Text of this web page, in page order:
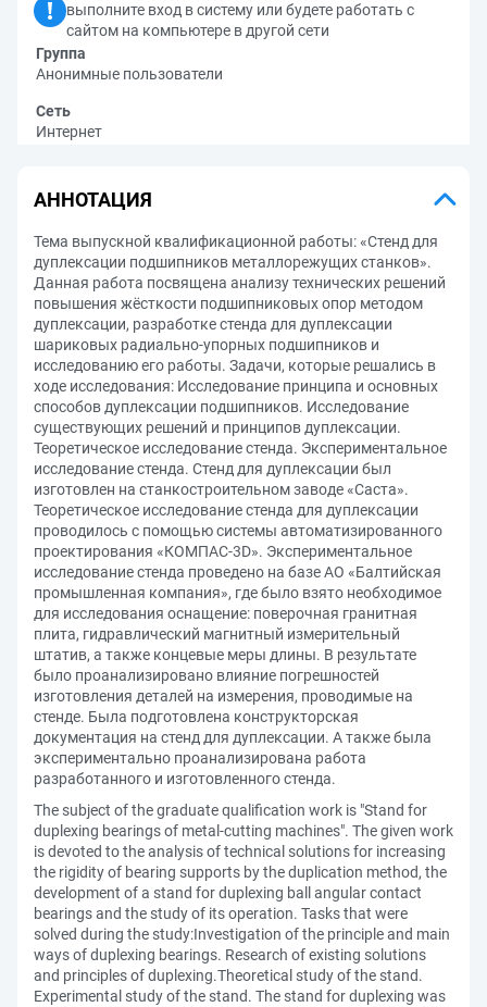
выполните вход в систему или будете работать с
сайтом на компьютере в другой сети
Группа
Анонимные пользователи
Сеть
Интернет
АННОТАЦИЯ
Тема выпускной квалификационной работы: «Стенд для
дуплексации подшипников металлорежущих станков».
Данная работа посвящена анализу технических решений
повышения жёсткости подшипниковых опор методом
дуплексации, разработке стенда для дуплексации
шариковых радиально-упорных подшипников и
исследованию его работы. Задачи, которые решались в
ходе исследования: Исследование принципа и основных
способов дуплексации подшипников. Исследование
существующих решений и принципов дуплексации.
Теоретическое исследование стенда. Экспериментальное
исследование стенда. Стенд для дуплексации был
изготовлен на станкостроительном заводе «Саста».
Теоретическое исследование стенда для дуплексации
проводилось с помощью системы автоматизированного
проектирования «КОМПАС-3D». Экспериментальное
исследование стенда проведено на базе АО «Балтийская
промышленная компания», где было взято необходимое
для исследования оснащение: поверочная гранитная
плита, гидравлический магнитный измерительный
штатив, а также концевые меры длины. В результате
было проанализировано влияние погрешностей
изготовления деталей на измерения, проводимые на
стенде. Была подготовлена конструкторская
документация на стенд для дуплексации. А также была
экспериментально проанализирована работа
разработанного и изготовленного стенда.
The subject of the graduate qualification work is "Stand for
duplexing bearings of metal-cutting machines". The given work
is devoted to the analysis of technical solutions for increasing
the rigidity of bearing supports by the duplication method, the
development of a stand for duplexing ball angular contact
bearings and the study of its operation. Tasks that were
solved during the study:Investigation of the principle and main
ways of duplexing bearings. Research of existing solutions
and principles of duplexing.Theoretical study of the stand.
Experimental study of the stand. The stand for duplexing was